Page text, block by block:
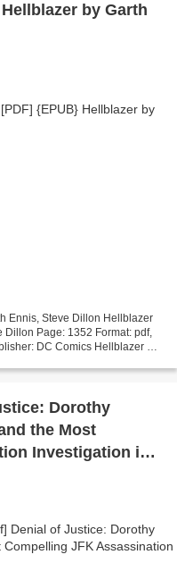
by Garth
Ennis, Steve Dillon Hellblazer
Dillon Page: 1352 Format: pdf,
DC Comics Hellblazer by
Dorothy
the Most
Investigation in